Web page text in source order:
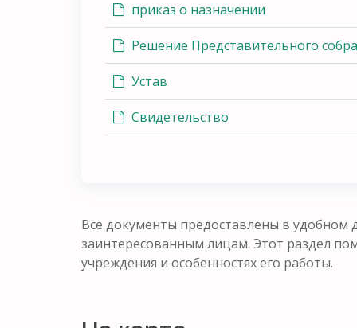
приказ о назначении
Решение Представительного
Устав
Свидетельство
Все документы предоставлены в удобном
заинтересованным лицам. Этот раздел
учреждения и особенностях его работы.